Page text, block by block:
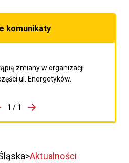
komunikaty
zmiany w organizacji
ul. Energetyków.
1 / 1
Przejdź do następnego
Aktualności